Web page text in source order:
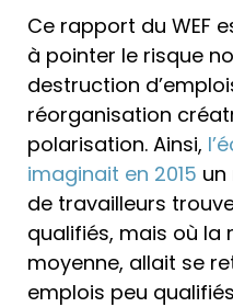
Ce rapport du WEF
à pointer le risque
destruction
réorganisation
polarisation. Ainsi,
imaginait en 2015
de travailleurs
qualifiés, mais où la
moyenne, allait se
emplois peu